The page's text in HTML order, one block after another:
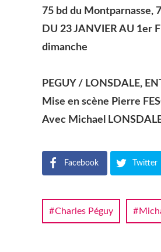
75 bd du Montparnasse,
DU 23 JANVIER AU 1er
dimanche
PEGUY / LONSDALE,
Mise en scène Pierre
Avec Michael
Facebook Twitter
Charles Péguy